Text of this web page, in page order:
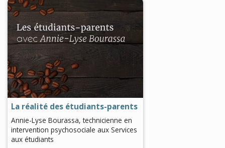
seconds
of
7
minutes,
15
seconds
La réalité des étudiants-parents
Annie-Lyse Bourassa, technicienne en
intervention psychosociale aux Services
aux étudiants